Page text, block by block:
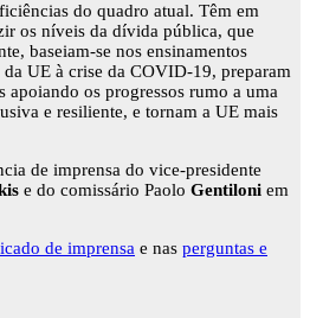
do quadro atual. Têm em
os níveis da dívida pública, que
baseiam-se nos ensinamentos
UE à crise da COVID-19, preparam
apoiando os progressos rumo a uma
e resiliente, e tornam a UE mais
de imprensa do vice-presidente
e do comissário Paolo Gentiloni em
de imprensa e nas perguntas e